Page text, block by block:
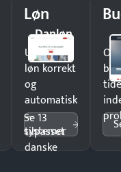
Løn
Danløn
Udbetal
løn korrekt
og
automatisk
—
tilpasset
danske
Se 13
systemer